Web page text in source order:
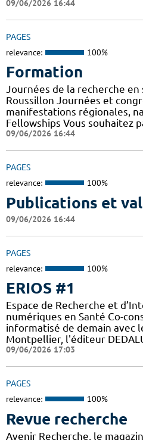
09/06/2026 16:44
PAGES
relevance: 100%
Formation
Journées de la recherche en
Roussillon Journées et
manifestations régionales,
Fellowships Vous souhaitez
09/06/2026 16:44
PAGES
relevance: 100%
Publications et
09/06/2026 16:44
PAGES
relevance: 100%
ERIOS #1
Espace de Recherche et
numériques en Santé Co-
informatisé de demain avec
Montpellier, l'éditeur
09/06/2026 17:03
PAGES
relevance: 100%
Revue recherche
Avenir Recherche, le